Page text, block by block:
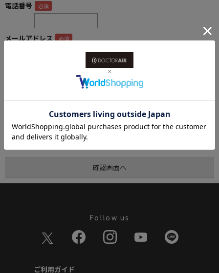
電話番号
メールアドレス
Follow us
ご利用ガイド